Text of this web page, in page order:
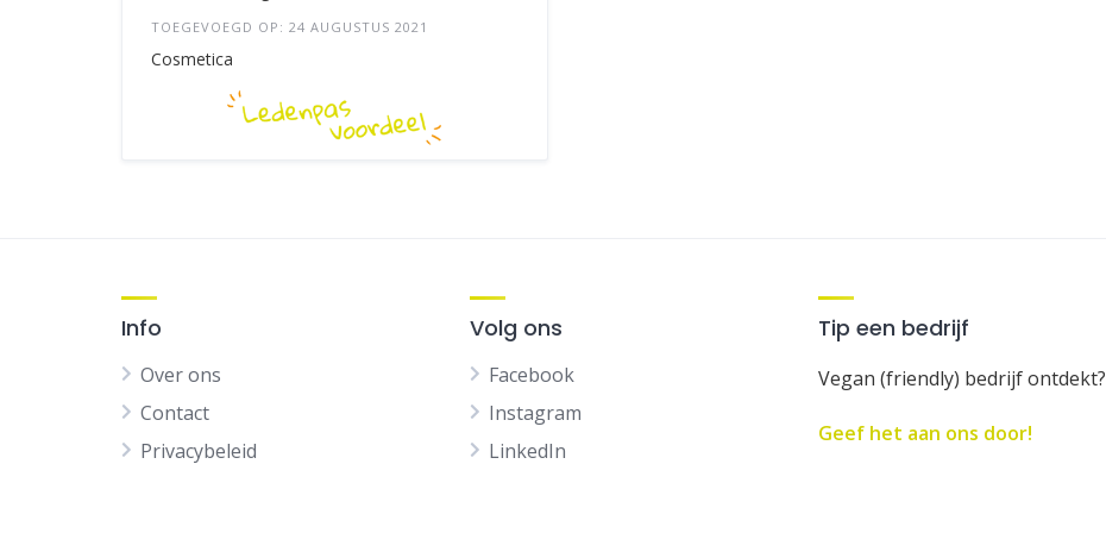
TOEGEVOEGD OP: 24 AUGUSTUS 2021
Cosmetica
Info
Over ons
Contact
Privacybeleid
Volg ons
Facebook
Instagram
LinkedIn
Tip een bedrijf
Vegan (friendly) bedrijf ontdekt?
Geef het aan ons door!